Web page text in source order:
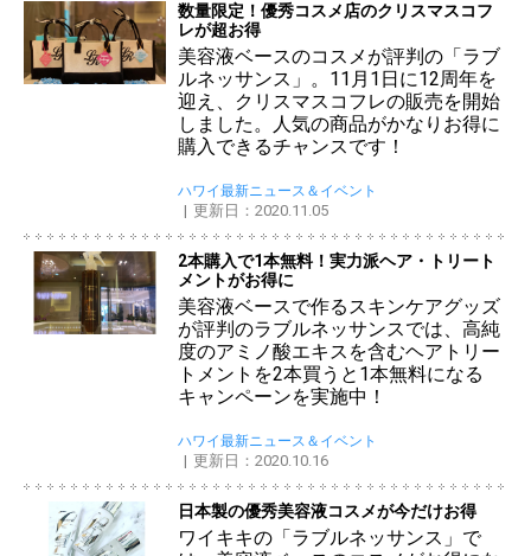
数量限定！優秀コスメ店のクリスマスコフ
レが超お得
美容液ベースのコスメが評判の「ラブ
ルネッサンス」。11月1日に12周年を
迎え、クリスマスコフレの販売を開始
しました。人気の商品がかなりお得に
購入できるチャンスです！
ハワイ最新ニュース＆イベント
更新日：2020.11.05
2本購入で1本無料！実力派ヘア・トリート
メントがお得に
美容液ベースで作るスキンケアグッズ
が評判のラブルネッサンスでは、高純
度のアミノ酸エキスを含むヘアトリー
トメントを2本買うと1本無料になる
キャンペーンを実施中！
ハワイ最新ニュース＆イベント
更新日：2020.10.16
日本製の優秀美容液コスメが今だけお得
ワイキキの「ラブルネッサンス」で